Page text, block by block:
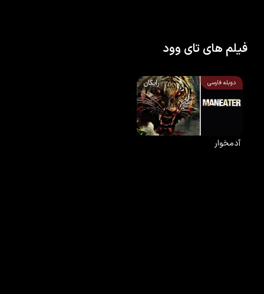
فیلم های تای وود
دوبله فارسی رایگان
آدمخوار